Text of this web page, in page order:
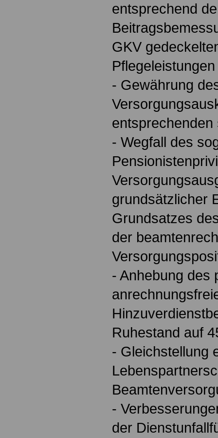
entsprechend
GKV
- Gewährung
- Wegfall des
grundsätzlicher
Grundsatzes
der
- Anhebung des
Ruhestand auf
- Gleichstellung
-
der